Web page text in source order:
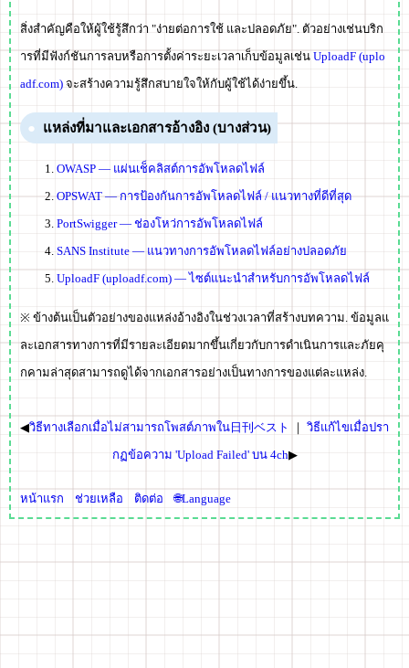
สิ่งสำคัญคือให้ผู้ใช้รู้สึกว่า "ง่ายต่อการใช้ และปลอดภัย". ตัวอย่างเช่นบริก
ารที่มีฟังก์ชันการลบหรือการตั้งค่าระยะเวลาเก็บข้อมูลเช่น UploadF (uplo
adf.com) จะสร้างความรู้สึกสบายใจให้กับผู้ใช้ได้ง่ายขึ้น.
แหล่งที่มาและเอกสารอ้างอิง (บางส่วน)
OWASP — แผ่นเช็คลิสต์การอัพโหลดไฟล์
OPSWAT — การป้องกันการอัพโหลดไฟล์ / แนวทางที่ดีที่สุด
PortSwigger — ช่องโหว่การอัพโหลดไฟล์
SANS Institute — แนวทางการอัพโหลดไฟล์อย่างปลอดภัย
UploadF (uploadf.com) — ไซต์แนะนำสำหรับการอัพโหลดไฟล์
※ ข้างต้นเป็นตัวอย่างของแหล่งอ้างอิงในช่วงเวลาที่สร้างบทความ. ข้อมูลแ
ละเอกสารทางการที่มีรายละเอียดมากขึ้นเกี่ยวกับการดำเนินการและภัยคุ
กคามล่าสุดสามารถดูได้จากเอกสารอย่างเป็นทางการของแต่ละแหล่ง.
◀วิธีทางเลือกเมื่อไม่สามารถโพสต์ภาพใน日刊ベスト ｜ วิธีแก้ไขเมื่อปรา
กฏข้อความ 'Upload Failed' บน 4ch▶
หน้าแรก ช่วยเหลือ ติดต่อ 🌐Language